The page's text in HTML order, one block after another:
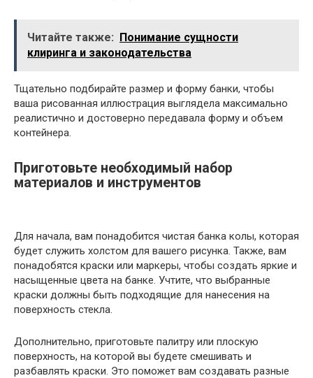
Читайте также: Понимание сущности
клиринга и законодательства
Тщательно подбирайте размер и форму банки, чтобы
ваша рисованная иллюстрация выглядела максимально
реалистично и достоверно передавала форму и объем
контейнера.
Приготовьте необходимый набор
материалов и инструментов
Для начала, вам понадобится чистая банка колы, которая
будет служить холстом для вашего рисунка. Также, вам
понадобятся краски или маркеры, чтобы создать яркие и
насыщенные цвета на банке. Учтите, что выбранные
краски должны быть подходящие для нанесения на
поверхность стекла.
Дополнительно, приготовьте палитру или плоскую
поверхность, на которой вы будете смешивать и
разбавлять краски. Это поможет вам создавать разные